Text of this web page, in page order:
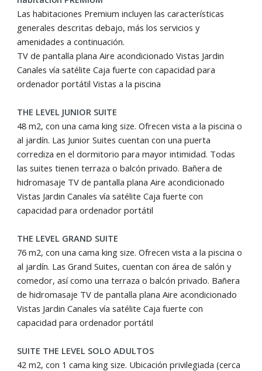
Las habitaciones Premium incluyen las características
generales descritas debajo, más los servicios y
amenidades a continuación.
TV de pantalla plana Aire acondicionado Vistas Jardin
Canales vía satélite Caja fuerte con capacidad para
ordenador portátil Vistas a la piscina
THE LEVEL JUNIOR SUITE
48 m2, con una cama king size. Ofrecen vista a la piscina o
al jardín. Las Junior Suites cuentan con una puerta
corrediza en el dormitorio para mayor intimidad. Todas
las suites tienen terraza o balcón privado. Bañera de
hidromasaje TV de pantalla plana Aire acondicionado
Vistas Jardin Canales vía satélite Caja fuerte con
capacidad para ordenador portátil
THE LEVEL GRAND SUITE
76 m2, con una cama king size. Ofrecen vista a la piscina o
al jardín. Las Grand Suites, cuentan con área de salón y
comedor, así como una terraza o balcón privado. Bañera
de hidromasaje TV de pantalla plana Aire acondicionado
Vistas Jardin Canales vía satélite Caja fuerte con
capacidad para ordenador portátil
SUITE THE LEVEL SOLO ADULTOS
42 m2, con 1 cama king size. Ubicación privilegiada (cerca